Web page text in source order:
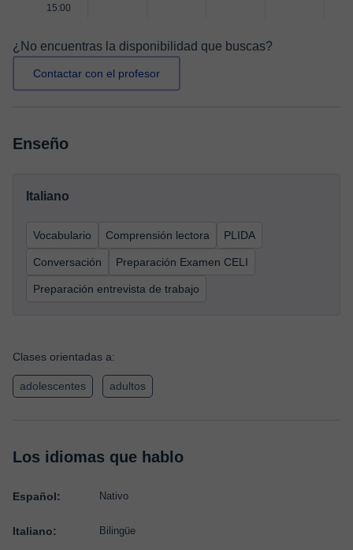
15:00
¿No encuentras la disponibilidad que buscas?
Contactar con el profesor
Enseño
Italiano
Vocabulario Comprensión lectora PLIDA
Conversación Preparación Examen CELI
Preparación entrevista de trabajo
Clases orientadas a:
adolescentes adultos
Los idiomas que hablo
Español: Nativo
Italiano: Bilingüe